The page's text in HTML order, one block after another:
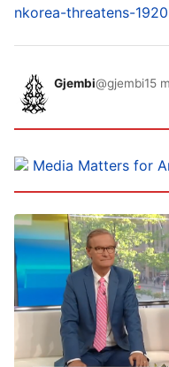
nkorea-threatens-
Gjembi@gjembi15
Media Matters for